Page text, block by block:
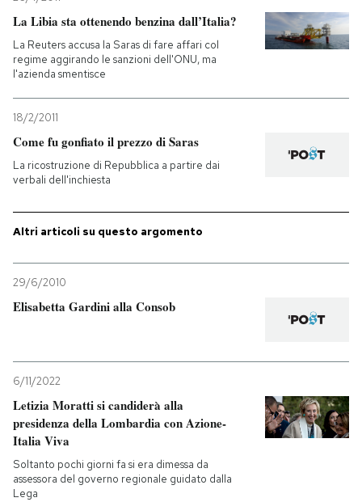
NEWSLETTER
I MIEI PREFERITI
AREA PERSONALE
La Libia sta ottenendo benzina dall’Italia?
La Reuters accusa la Saras di fare affari col
regime aggirando le sanzioni dell'ONU, ma
l'azienda smentisce
18/2/2011
Come fu gonfiato il prezzo di Saras
La ricostruzione di Repubblica a partire dai
verbali dell'inchiesta
Altri articoli su questo argomento
29/6/2010
Elisabetta Gardini alla Consob
6/11/2022
Letizia Moratti si candiderà alla
presidenza della Lombardia con Azione-
Italia Viva
Soltanto pochi giorni fa si era dimessa da
assessora del governo regionale guidato dalla
Lega